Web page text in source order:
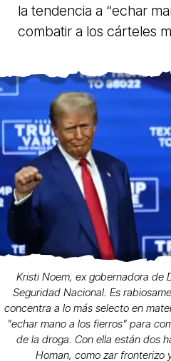
la tendencia a “echar
combatir a los cárteles
Kristi Noem, ex gobernadora de
Seguridad Nacional. Es
concentra a lo más selecto en
"echar mano a los fierros" para
de la droga. Con ella están dos
Homan, como zar fronterizo